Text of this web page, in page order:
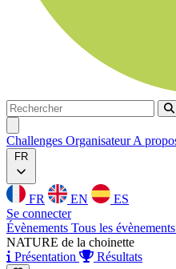
Rechercher
Challenges OrganisateurA
FR
FR EN
ES
Se connecter
Évènements Tous les évènements
NATURE de la choinette
Présentation
Résultats